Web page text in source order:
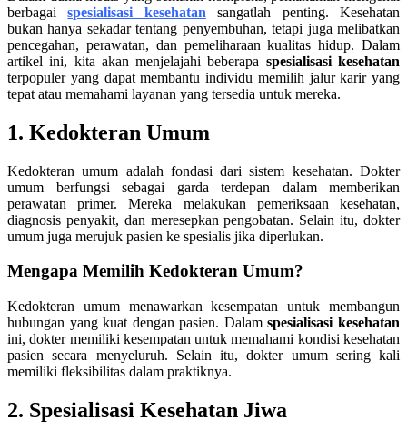
berbagaispesialisasi kesehatan sangatlah penting. Kesehatan
bukan hanya sekadar tentang penyembuhan, tetapi juga melibatkan
pencegahan, perawatan, dan pemeliharaan kualitas hidup. Dalam
artikel ini, kita akan menjelajahi beberapa spesialisasi kesehatan
terpopuler yang dapat membantu individu memilih jalur karir yang
tepat atau memahami layanan yang tersedia untuk mereka.
1. Kedokteran Umum
Kedokteran umum adalah fondasi dari sistem kesehatan. Dokter
umum berfungsi sebagai garda terdepan dalam memberikan
perawatan primer. Mereka melakukan pemeriksaan kesehatan,
diagnosis penyakit, dan meresepkan pengobatan. Selain itu, dokter
umum juga merujuk pasien ke spesialis jika diperlukan.
Mengapa Memilih Kedokteran Umum?
Kedokteran umum menawarkan kesempatan untuk membangun
hubungan yang kuat dengan pasien. Dalamspesialisasi kesehatan
ini, dokter memiliki kesempatan untuk memahami kondisi kesehatan
pasien secara menyeluruh. Selain itu, dokter umum sering kali
memiliki fleksibilitas dalam praktiknya.
2. Spesialisasi Kesehatan Jiwa